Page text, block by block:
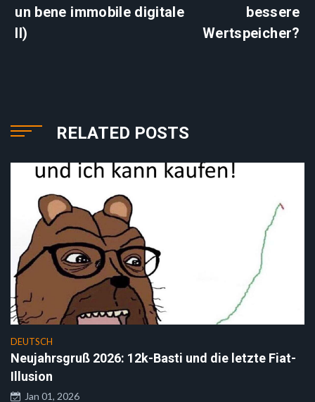
un bene immobile digitale
II)
bessere
Wertspeicher?
RELATED POSTS
DEUTSCH
Neujahrsgruß 2026: 12k-Basti und die letzte Fiat-
Illusion
Jan 01, 2026